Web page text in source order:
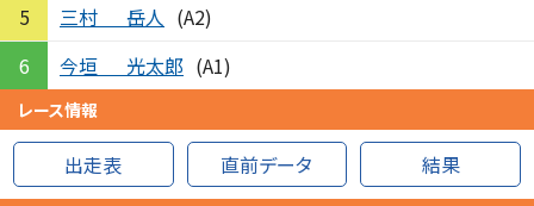
5
三村 岳人 (A2)
6
今垣 光太郎 (A1)
レース情報
出走表 直前データ 結果